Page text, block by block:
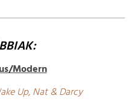
Modern
Up, Nat & Darcy